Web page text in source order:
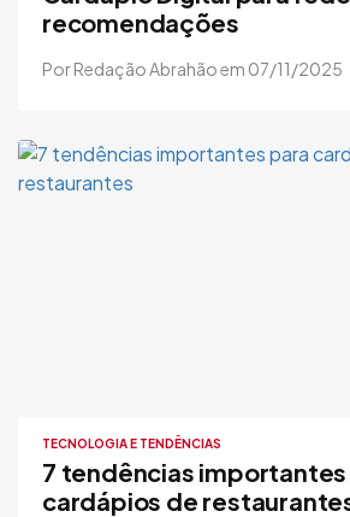
recomendações
Por Redação Abrahão em 07/11/2025
TECNOLOGIA E TENDÊNCIAS
7 tendências importantes
cardápios de